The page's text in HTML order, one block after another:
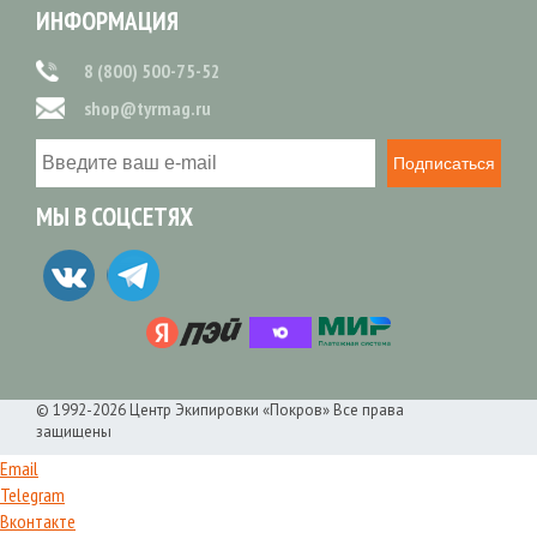
ИНФОРМАЦИЯ
8 (800) 500-75-52
shop@tyrmag.ru
Подписаться
МЫ В СОЦСЕТЯХ
© 1992-2026 Центр Экипировки «Покров» Все права
защищены
Email
Telegram
Вконтакте